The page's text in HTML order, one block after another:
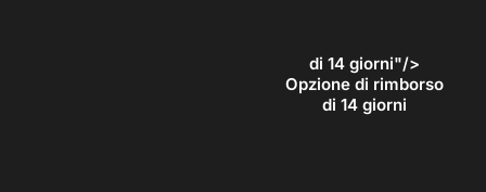
di 14 giorni"/>
Opzione di rimborso
di 14 giorni